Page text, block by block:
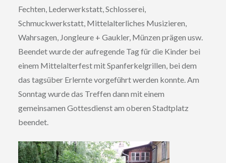
Fechten, Lederwerkstatt, Schlosserei,
Schmuckwerkstatt, Mittelalterliches Musizieren,
Wahrsagen, Jongleure + Gaukler, Münzen prägen usw.
Beendet wurde der aufregende Tag für die Kinder bei
einem Mittelalterfest mit Spanferkelgrillen, bei dem
das tagsüber Erlernte vorgeführt werden konnte. Am
Sonntag wurde das Treffen dann mit einem
gemeinsamen Gottesdienst am oberen Stadtplatz
beendet.